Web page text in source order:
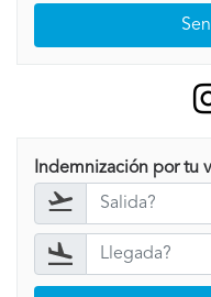
Indemnización por tu